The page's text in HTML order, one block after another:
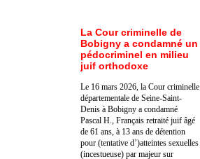
La Cour criminelle de
Bobigny a condamné un
pédocriminel en milieu
juif orthodoxe
Le 16 mars 2026, la Cour criminelle
départementale de Seine-Saint-
Denis à Bobigny a condamné
Pascal H., Français retraité juif âgé
de 61 ans, à 13 ans de détention
pour (tentative d’)atteintes sexuelles
(incestueuse) par majeur sur